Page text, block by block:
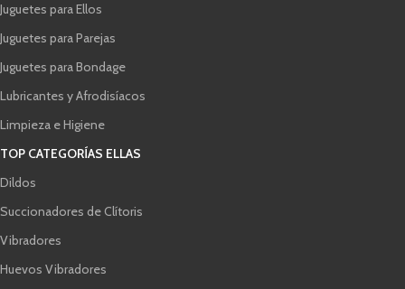
Juguetes para Ellos
Juguetes para Parejas
Juguetes para Bondage
Lubricantes y Afrodisíacos
Limpieza e Higiene
TOP CATEGORÍAS ELLAS
Dildos
Succionadores de Clítoris
Vibradores
Huevos Vibradores